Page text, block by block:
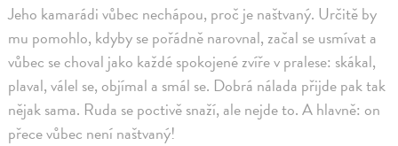
Jeho kamarádi vůbec nechápou, proč je naštvaný. Určitě by
mu pomohlo, kdyby se pořádně narovnal, začal se usmívat a
vůbec se choval jako každé spokojené zvíře v pralese: skákal,
plaval, válel se, objímal a smál se. Dobrá nálada přijde pak tak
nějak sama. Ruda se poctivě snaží, ale nejde to. A hlavně: on
přece vůbec není naštvaný!